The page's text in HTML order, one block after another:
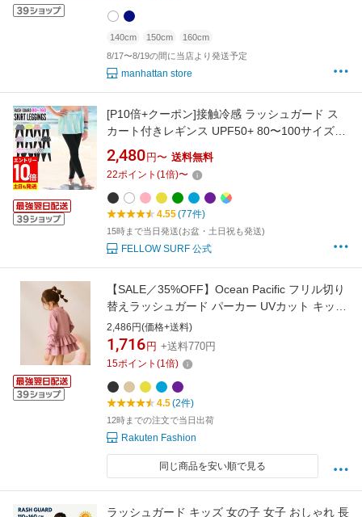
140cm 150cm
160cm
8/17〜8/19の間に当店より発送予定
manhattan store
[P10倍+クーポン]接触冷感 ラッシュガード ス
カート付きレギンス UPF50+ 80〜100サイズ
UVカット98％ キュロット スカッツキッズ ジュ
ニア 子供 女の子 水着 HEAZEL 紫外線対策
23H-SK3
2,480 円〜 送料無料
22ポイント (1倍)〜
4.55(77件)
15時まで当日発送(お盆・土日祝も発送)
FELLOW SURF 公式
【SALE／35%OFF】Ocean Pacific フリル切り
替えラッシュガード パーカー UVカット キッズ
オーシャンパシフィック 水着・スイムグッズ
ラッシュガード ベージュ ブルー ブラック ピン
ク ホワイト パープル イエロー
2,486円(価格+送料)
1,716 円 +送料770円
15ポイント (1倍)
4.5(2件)
12時までの注文で当日出荷
Rakuten Fashion
同じ商品を安い順で見る
ラッシュガード キッズ 女の子 女子 おしゃれ 長